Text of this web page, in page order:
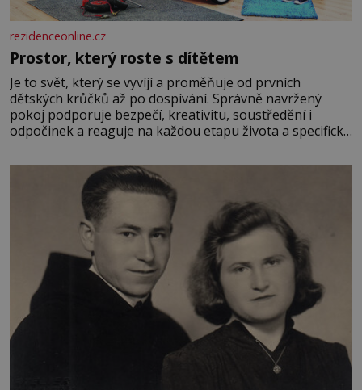
rezidenceonline.cz
Prostor, který roste s dítětem
Je to svět, který se vyvíjí a proměňuje od prvních
dětských krůčků až po dospívání. Správně navržený
pokoj podporuje bezpečí, kreativitu, soustředění i
odpočinek a reaguje na každou etapu života a specifické
měkkost a bezpečí, proto by pokoj miminka měl působit
především klidně a útulně. Předškolní věk je